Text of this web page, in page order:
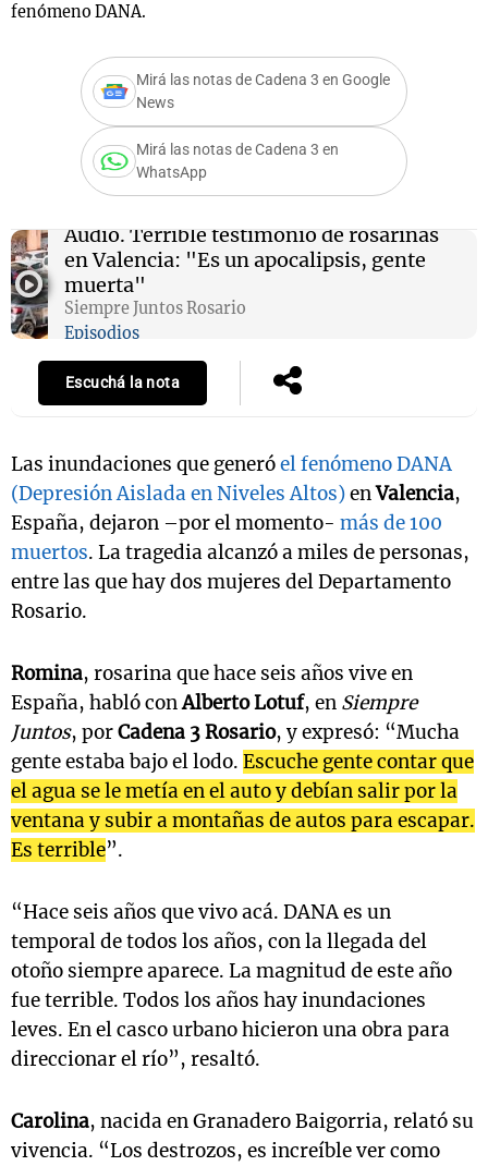
fenómeno DANA.
Mirá las notas de Cadena 3 en Google
News
Mirá las notas de Cadena 3 en
WhatsApp
Audio. Terrible testimonio de rosarinas
en Valencia: "Es un apocalipsis, gente
muerta"
Siempre Juntos Rosario
Episodios
Escuchá la nota
Las inundaciones que generóel fenómeno DANA
(Depresión Aislada en Niveles Altos)enValencia,
España, dejaron –por el momento- más de 100
muertos. La tragedia alcanzó a miles de personas,
entre las que hay dos mujeres del Departamento
Rosario.
Romina, rosarina que hace seis años vive en
España, habló conAlberto Lotuf, en Siempre
Juntos, porCadena 3 Rosario, y expresó: “Mucha
gente estaba bajo el lodo. Escuche gente contar que
el agua se le metía en el auto y debían salir por la
ventana y subir a montañas de autos para escapar.
Es terrible”.
“Hace seis años que vivo acá. DANA es un
temporal de todos los años, con la llegada del
otoño siempre aparece. La magnitud de este año
fue terrible. Todos los años hay inundaciones
leves. En el casco urbano hicieron una obra para
direccionar el río”, resaltó.
Carolina, nacida en Granadero Baigorria, relató su
vivencia. “Los destrozos, es increíble ver como